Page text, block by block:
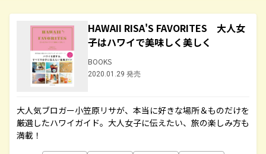
HAWAII RISA'S FAVORITES 大人女
子はハワイで美味しく美しく
BOOKS
2020.01.29 発売
大人気ブロガー小笠原リサが、本当に好きな場所＆ものだけを
厳選したハワイガイド。大人女子に伝えたい、旅の楽しみ方も
満載！